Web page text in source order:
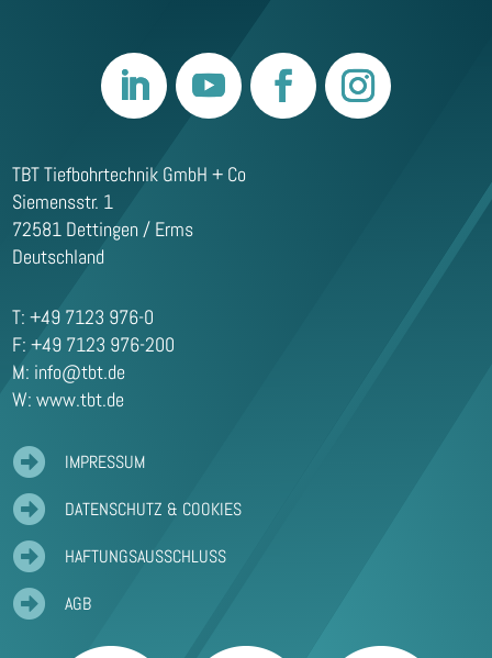
TBT Tiefbohrtechnik GmbH + Co
Siemensstr. 1
72581 Dettingen / Erms
Deutschland
T: +49 7123 976-0
F: +49 7123 976-200
M: info@tbt.de
W: www.tbt.de
 IMPRESSUM
 DATENSCHUTZ & COOKIES
 HAFTUNGSAUSSCHLUSS
 AGB